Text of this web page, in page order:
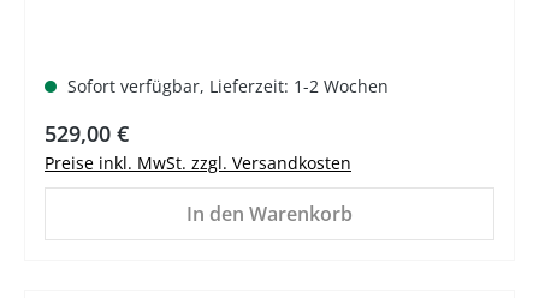
Sofort verfügbar, Lieferzeit: 1-2 Wochen
Regulärer Preis:
529,00 €
Preise inkl. MwSt. zzgl. Versandkosten
In den Warenkorb